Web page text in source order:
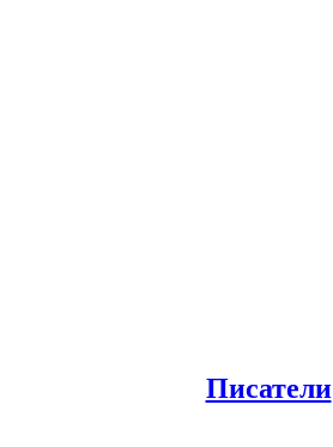
Писатели